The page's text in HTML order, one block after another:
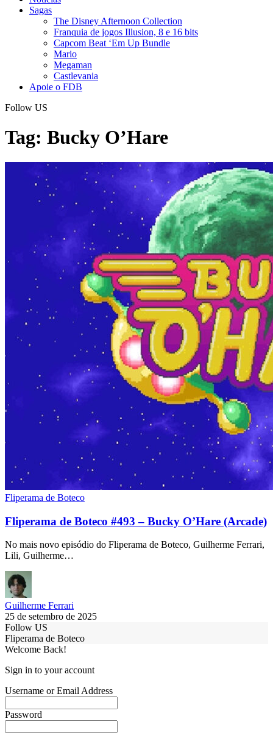
Sagas
The Disney Afternoon Collection
Franquia de jogos Illusion, 8 e 16 bits
Capcom Beat ‘Em Up Bundle
Mario
Megaman
Castlevania
Apoie o FDB
Follow US
Tag: Bucky O’Hare
Fliperama de Boteco
Fliperama de Boteco #493 – Bucky O’Hare (Arcade)
No mais novo episódio do Fliperama de Boteco, Guilherme Ferrari,
Lili, Guilherme…
Guilherme Ferrari
25 de setembro de 2025
Follow US
Fliperama de Boteco
Welcome Back!
Sign in to your account
Username or Email Address
Password